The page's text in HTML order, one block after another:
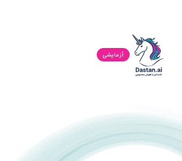
آزمایشی